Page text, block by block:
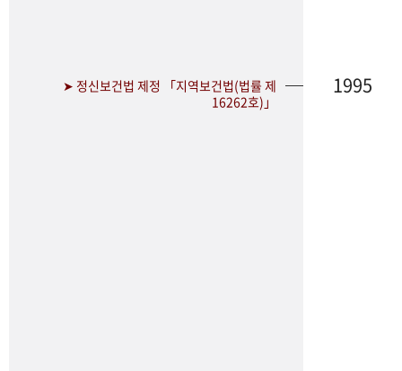
➤ 정신보건법 제정 「지역보건법(법률 제
16262호)」
1995